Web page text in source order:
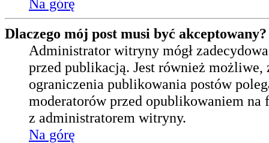
Na górę
Dlaczego mój post musi być akceptowany?
Administrator witryny mógł
przed publikacją. Jest również
ograniczenia publikowania postów
moderatorów przed opublikowaniem
z administratorem witryny.
Na górę